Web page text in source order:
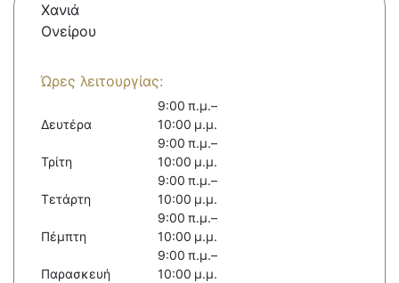
Χανιά
Ονείρου
Ώρες λειτουργίας:
Δευτέρα
9:00 π.μ.–
10:00 μ.μ.
Τρίτη
9:00 π.μ.–
10:00 μ.μ.
Τετάρτη
9:00 π.μ.–
10:00 μ.μ.
Πέμπτη
9:00 π.μ.–
10:00 μ.μ.
Παρασκευή
9:00 π.μ.–
10:00 μ.μ.